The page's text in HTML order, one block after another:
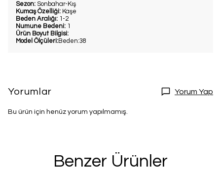
Sezon: Sonbahar-Kış
Kumaş Özelliği: Kaşe
Beden Aralığı: 1-2
Numune Bedeni: 1
Ürün Boyut Bilgisi:
Model Ölçüleri:Beden:38
Yorumlar Yorum Yap
Bu ürün için henüz yorum yapılmamış.
Benzer Ürünler